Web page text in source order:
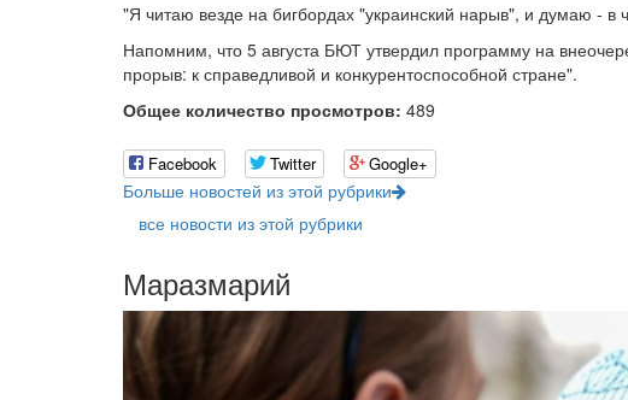
"Я читаю везде на бигбордах "украинский нарыв", и думаю - в
Напомним, что 5 августа БЮТ утвердил программу на
прорыв: к справедливой и конкурентоспособной стране".
Общее количество просмотров: 489
Facebook Twitter Google+
Больше новостей из этой рубрики
все новости из этой рубрики
Маразмарий